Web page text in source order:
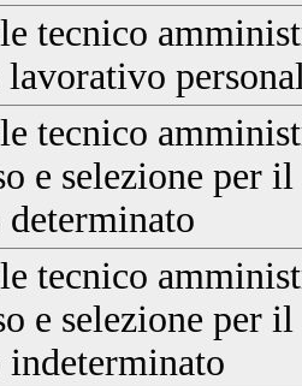
tecnico
tecnico
e selezione per
determinato
tecnico
e selezione per
indeterminato